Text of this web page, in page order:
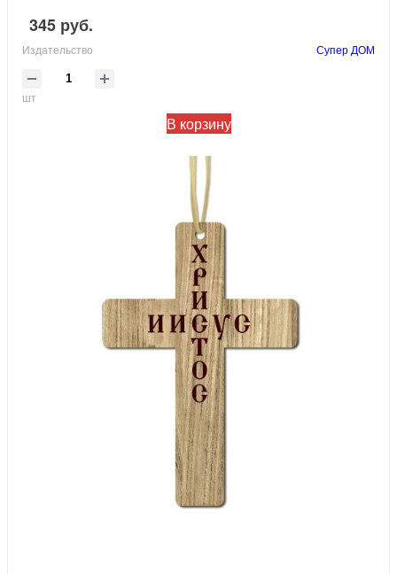
345 руб.
Издательство Супер ДОМ
шт
В корзину